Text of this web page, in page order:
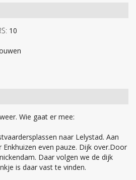
10
Wie gaat er mee:
naar Lelystad. Aan
even pauze. Dijk over.Door
Daar volgen we de dijk
is daar vast te vinden.